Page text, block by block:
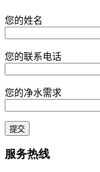
您的姓名
您的联系电话
您的净水需求
服务热线